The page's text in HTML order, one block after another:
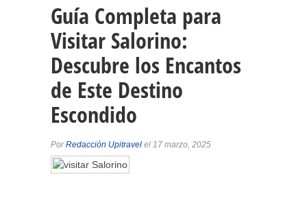
Guía Completa para
Visitar Salorino:
Descubre los Encantos
de Este Destino
Escondido
PorRedacción Upitravel el 17 marzo, 2025